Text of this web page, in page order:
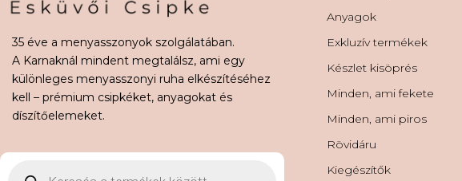
35 éve a menyasszonyok szolgálatában.
A Karnaknál mindent megtalálsz, ami egy
különleges menyasszonyi ruha elkészítéséhez
kell – prémium csipkéket, anyagokat és
díszítőelemeket.
Anyagok
Exkluzív termékek
Készlet kisöprés
Minden, ami fekete
Minden, ami piros
Rövidáru
Kiegészítők